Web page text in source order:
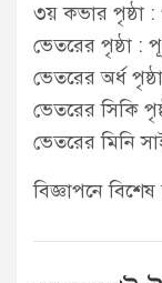
৩য় কভার পৃষ্ঠা
ভেতরের পৃষ্ঠা :
ভেতরের অর্ধ
ভেতরের সিকি
ভেতরের মিনি
বিজ্ঞাপনে